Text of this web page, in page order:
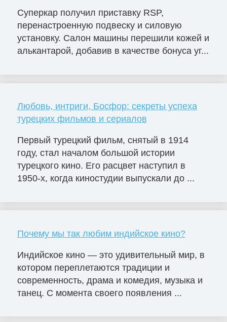
Суперкар получил приставку RSP,
перенастроенную подвеску и силовую
установку. Салон машины перешили кожей и
алькантарой, добавив в качестве бонуса уг...
Любовь, интриги, Босфор: секреты успеха
турецких фильмов и сериалов
Первый турецкий фильм, снятый в 1914
году, стал началом большой истории
турецкого кино. Его расцвет наступил в
1950-х, когда киностудии выпускали до ...
Почему мы так любим индийское кино?
Индийское кино — это удивительный мир, в
котором переплетаются традиции и
современность, драма и комедия, музыка и
танец. С момента своего появления ...